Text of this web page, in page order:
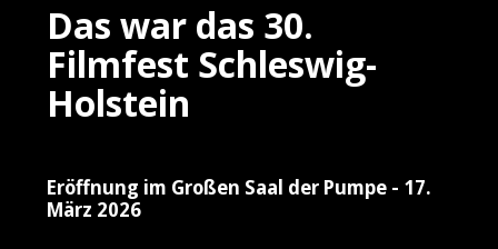
Das war das 30.
Filmfest Schleswig-
Holstein
Eröffnung im Großen Saal der Pumpe - 17.
März 2026